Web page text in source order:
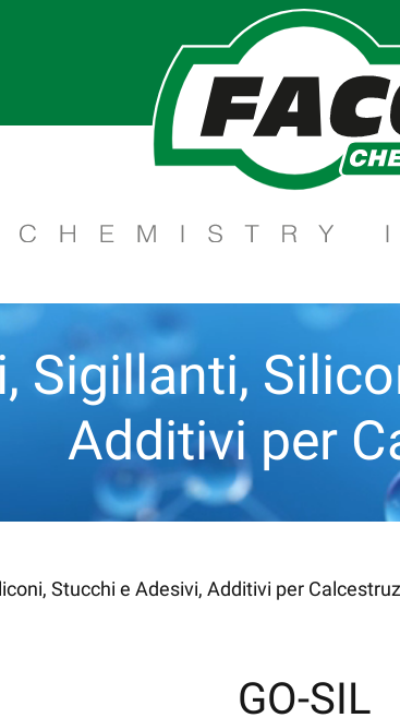
Sigillanti,
Additivi per
Stucchi e Adesivi, Additivi per
GO-SIL